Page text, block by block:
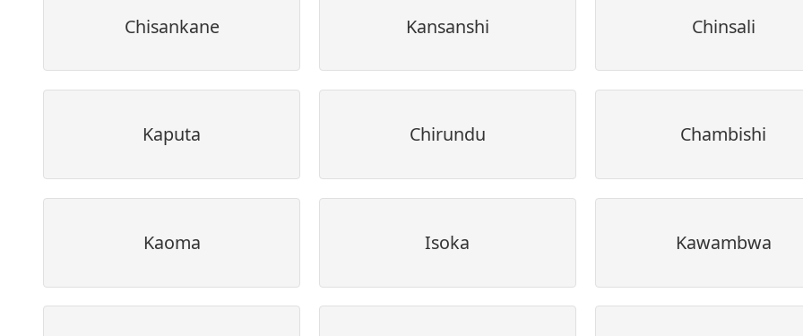
Chisankane Kansanshi Chinsali
Kaputa Chirundu Chambishi
Kaoma Isoka Kawambwa